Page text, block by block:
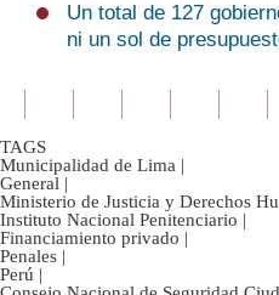
Un total de 127
ni un sol de
TAGS
Municipalidad de Lima |
General |
Ministerio de Justicia y Derechos
Instituto Nacional Penitenciario |
Financiamiento privado |
Penales |
Perú |